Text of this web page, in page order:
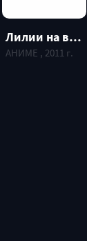
Лилии на ветру / Yuru Yuri
АНИМЕ , 2011 г.